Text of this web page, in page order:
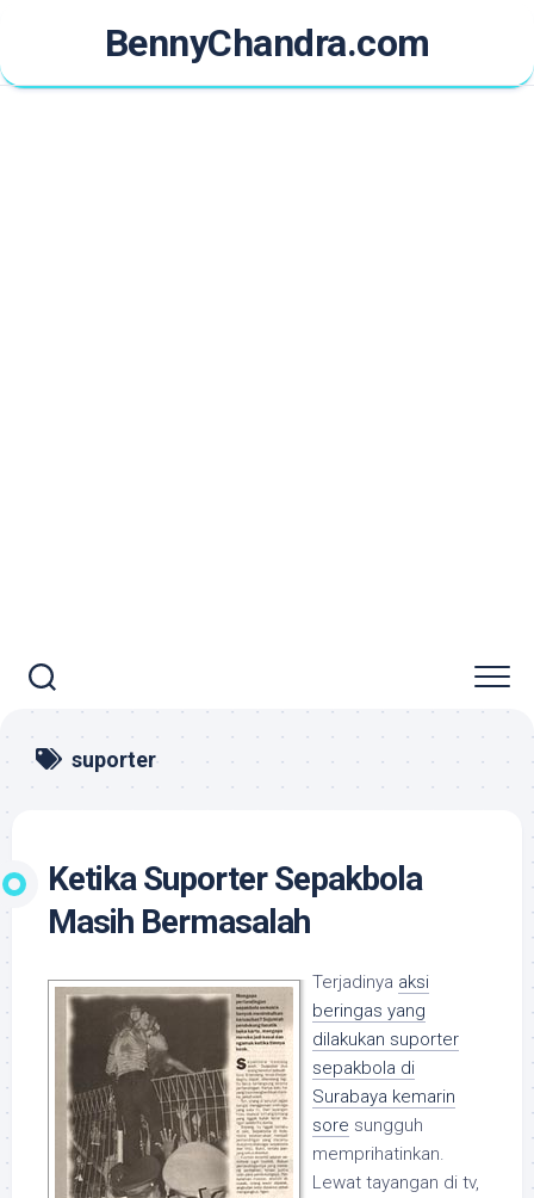
content
BennyChandra.com
suporter
Ketika Suporter Sepakbola
Masih Bermasalah
Terjadinya aksi
beringas yang
dilakukan suporter
sepakbola di
Surabaya kemarin
sore sungguh
memprihatinkan.
Lewat tayangan di tv,